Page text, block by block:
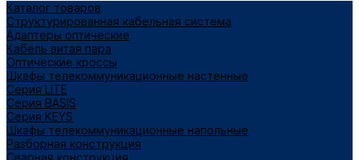
Каталог товаров
Структурированная кабельная система
Адаптеры оптические
Кабель витая пара
Оптические кроссы
Шкафы телекоммуникационные настенные
Cерия LITE
Cерия BASIS
Cерия KEYS
Шкафы телекоммуникационные напольные
Разборная конструкция
Сварная конструкция